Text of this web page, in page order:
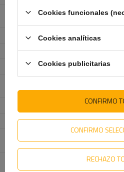
Clase de eficiencia de
C
Clase de tracción
D
Clase de ruido
B
Nivel de ruido
72 dB
neumático
reforzado
Cantidad por juego
2
Entidad responsable de
este producto en la UE
Cookies funcionales
Cookies analíticas
Cookies publicitarias
CONFIRMO
RECHAZO
CONFIRMO